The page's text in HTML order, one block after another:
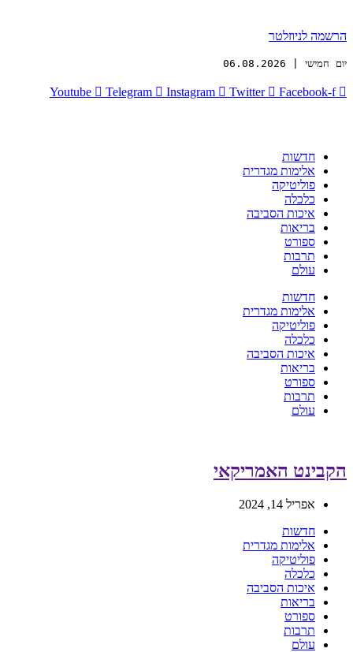
הרשמה לניוזלטר
יום חמישי | 06.08.2026
Youtube Telegram Instagram Twitter Facebook-f
חדשות
אלימות מגדרית
פוליטיקה
כלכלה
איכות הסביבה
בריאות
ספורט
תרבות
עולם
חדשות
אלימות מגדרית
פוליטיקה
כלכלה
איכות הסביבה
בריאות
ספורט
תרבות
עולם
הקבינט האמריקאי
אפריל 14, 2024
חדשות
אלימות מגדרית
פוליטיקה
כלכלה
איכות הסביבה
בריאות
ספורט
תרבות
עולם